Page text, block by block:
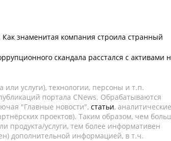
знаменитая компания строила странный
скандала расстался с активами
услуги), технологии, персоны и т.п.
портала CNews. Обрабатываются
"Главные новости", статьи, аналитические
проектов). Таким образом, чем
продукта/услуги, тем более информативен
дополнительной информацией, в т.ч.